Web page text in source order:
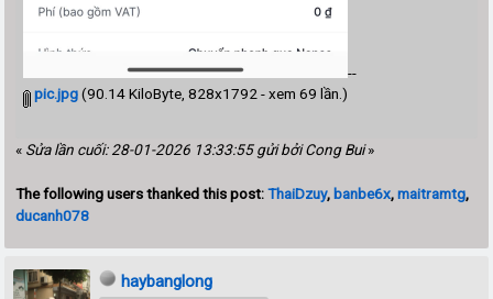
--
pic.jpg(90.14 KiloByte, 828x1792 - xem 69 lần.)
« Sửa lần cuối: 28-01-2026 13:33:55 gửi bởi Cong Bui»
The following users thanked this post:ThaiDzuy, banbe6x,maitramtg,
ducanh078
haybanglong